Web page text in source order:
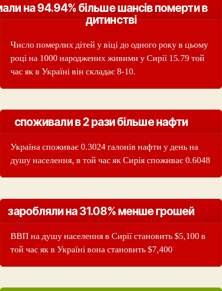
на 94.94% більше шансів померти в
дитинстві
Число померлих дітей у віці до одного року в цьому
році на 1000 народжених живими у Сирії 15.79 той
час як в Україні він складає 8-10.
споживали в 2 рази більше нафти
Україна споживає 0.3024 галонів нафти у день на
душу населення, в той час як Сирія споживає 0.6048
заробляли на 31.08% менше грошей
ВВП на душу населення в Сирії становить $5,100 в
той час як в Україні вона становить $7,400